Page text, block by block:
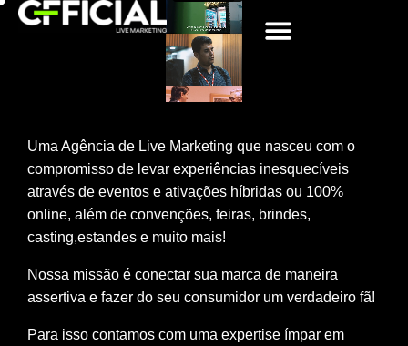
Uma Agência de Live Marketing que nasceu com o
compromisso de levar experiências inesquecíveis
através de eventos e ativações híbridas ou 100%
online, além de convenções, feiras, brindes,
casting,estandes e muito mais!
Nossa missão é conectar sua marca de maneira
assertiva e fazer do seu consumidor um verdadeiro fã!
Para isso contamos com uma expertise ímpar em